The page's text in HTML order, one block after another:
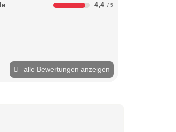
4,4
alle Bewertungen anzeigen